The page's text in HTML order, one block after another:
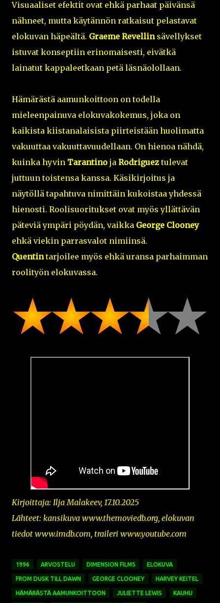
Visuaaliset efektit ovat ehkä parhaat päivänsä
nähneet, mutta käytännön ratkaisut pelastavat
elokuvan häpeältä. Graeme Revellin sävellykset
istuvat konseptiin erinomaisesti, eivätkä
lainatut kappaleetkaan petä läsnäolollaan.
Hämärästä aamunkoittoon on todella
mieleenpainuva elokuvakokemus, joka on
kaikista kiistanalaisista piirteistään huolimatta
vakuuttaa vakuuttavuudellaan. On hienoa nähdä,
kuinka hyvin Tarantino ja Rodrigueztulevat
juttuun toistensa kanssa. Käsikirjoitus ja
näytöllä tapahtuva nimittäin kukoistaa yhdessä
hienosti. Roolisuoritukset ovat myös yllättävän
päteviä ympäri pöydän, vaikka George Clooney
ehkä viekin parrasvalot nimiinsä.
Quentintarjoilee myös ehkä uransa parhaimman
roolityön elokuvassa.
Kirjoittaja: Ilja Malakeev, 17.10.2025
Lähteet: kansikuva www.themoviedb.org, elokuvan
tiedot www.imdb.com, traileri www.youtube.com
1996 ARVOSTELU DIMENSION FILMS ELOKUVA
FROM DUSK TILL DAWN GEORGE CLOONEY HARVEY KEITEL
HÄMÄRÄSTÄ AAMUNKOITTOON JULIETTE LEWIS KAUHU